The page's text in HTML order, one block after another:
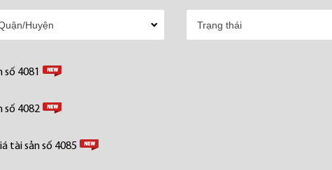
4081
số 4082
tài sản số 4085